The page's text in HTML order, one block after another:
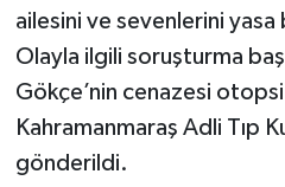
ailesini ve sevenlerini
Olayla ilgili soruşturma
Gökçe’nin cenazesi
Kahramanmaraş Adli Tıp
gönderildi.